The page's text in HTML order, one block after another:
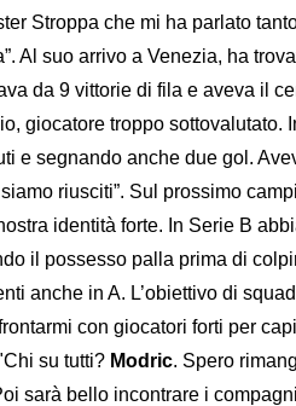
Stroppa che mi ha parlato
Al suo arrivo a Venezia, ha
da 9 vittorie di fila e aveva il
giocatore troppo sottovalutato.
e segnando anche due gol.
riusciti”. Sul prossimo
identità forte. In Serie B
il possesso palla prima di
anche in A. L’obiettivo di
con giocatori forti per
su tutti? Modric. Spero
sarà bello incontrare i